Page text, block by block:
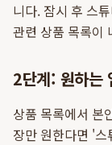
니다. 잠시 후 스
관련 상품 목록이
2단계: 원하는
상품 목록에서 본
장만 원한다면 '